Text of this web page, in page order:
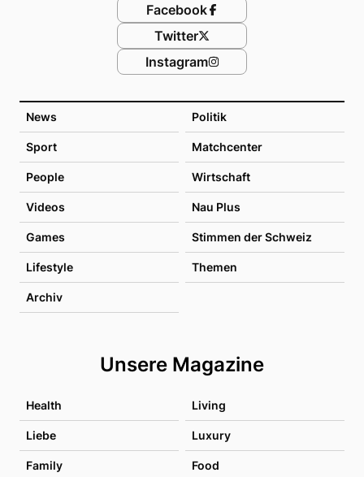
News Politik
Sport Matchcenter
People Wirtschaft
Videos Nau Plus
Games Stimmen der Schweiz
Lifestyle Themen
Archiv
Unsere Magazine
Health Living
Liebe Luxury
Family Food
Facebook
Twitter
Instagram